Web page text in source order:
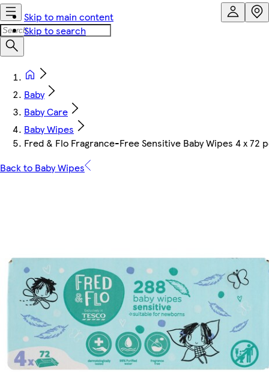
Skip to main content
Skip to search
Baby
Baby Care
Baby Wipes
Fred & Flo Fragrance-Free Sensitive Baby Wipes 4 x 72
Back to Baby Wipes